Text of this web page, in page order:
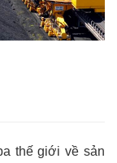
thế giới về sản